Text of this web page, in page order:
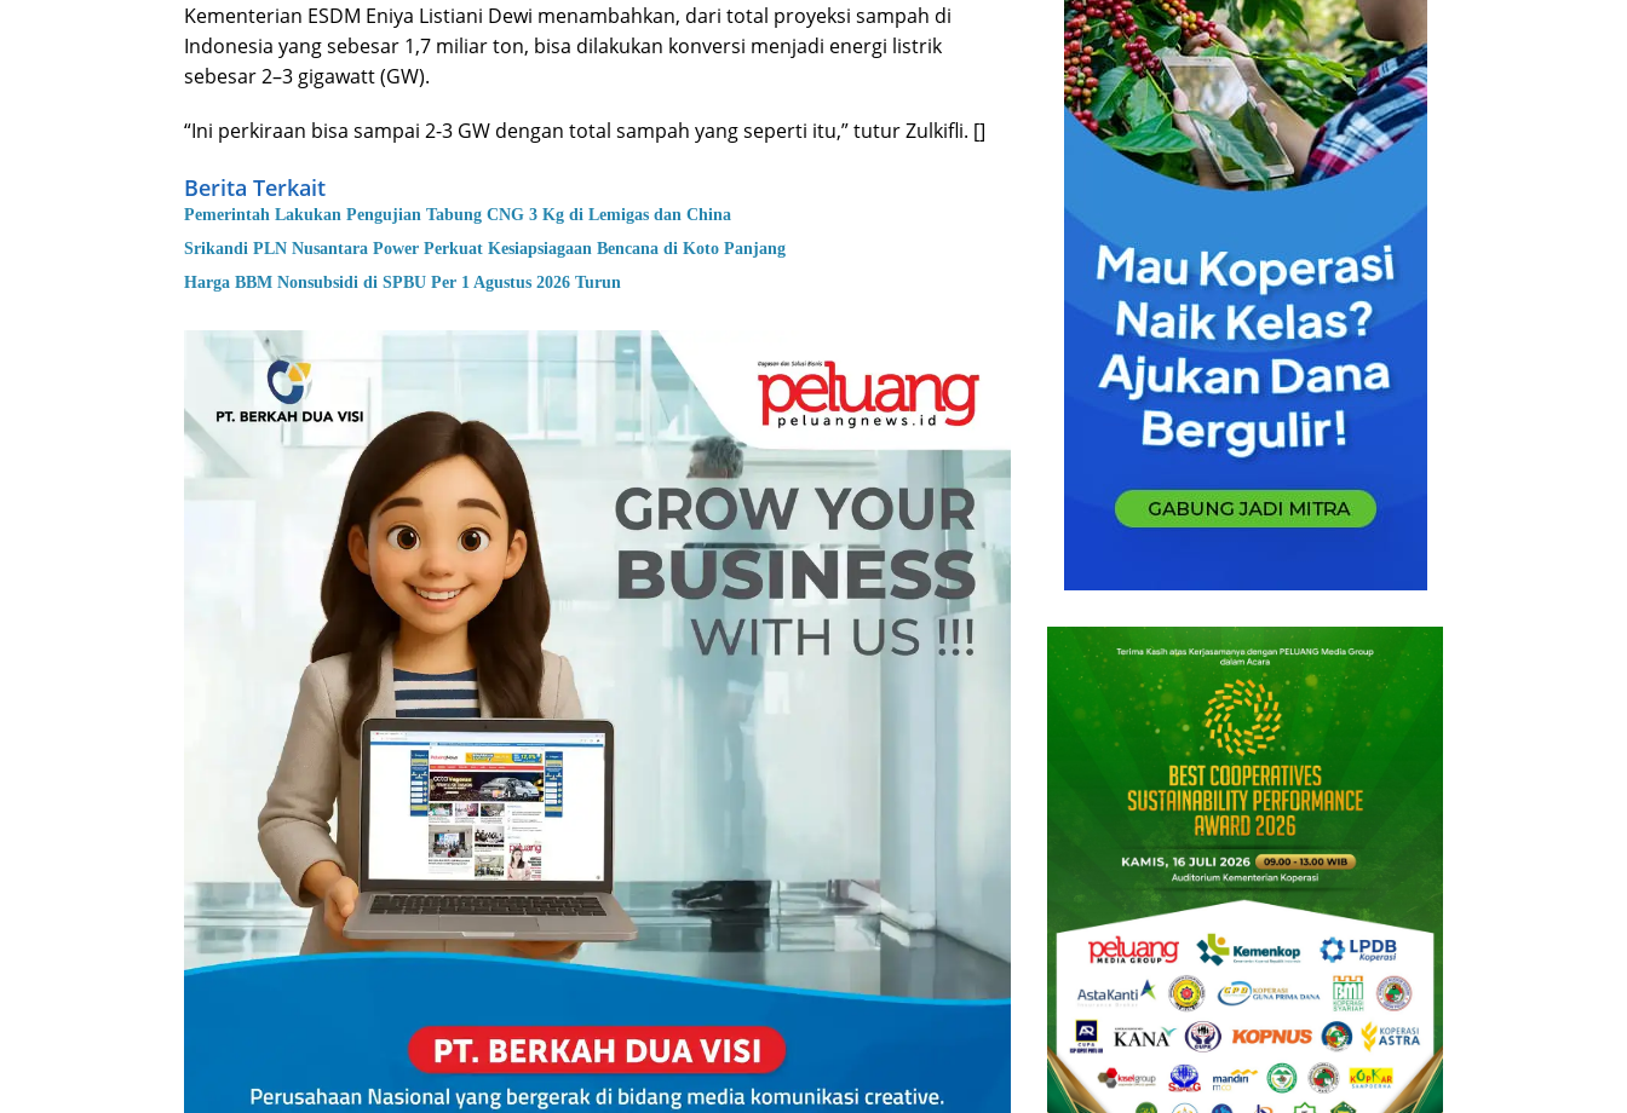
Kementerian ESDM Eniya Listiani Dewi menambahkan, dari total proyeksi sampah di
Indonesia yang sebesar 1,7 miliar ton, bisa dilakukan konversi menjadi energi listrik
sebesar 2–3 gigawatt (GW).
“Ini perkiraan bisa sampai 2-3 GW dengan total sampah yang seperti itu,” tutur Zulkifli. []
Berita Terkait
Pemerintah Lakukan Pengujian Tabung CNG 3 Kg di Lemigas dan China
Srikandi PLN Nusantara Power Perkuat Kesiapsiagaan Bencana di Koto Panjang
Harga BBM Nonsubsidi di SPBU Per 1 Agustus 2026 Turun